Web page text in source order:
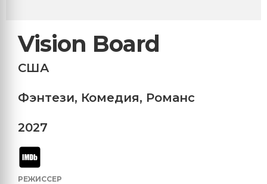
Vision Board
США
Фэнтези, Комедия, Романс
2027
РЕЖИССЕР